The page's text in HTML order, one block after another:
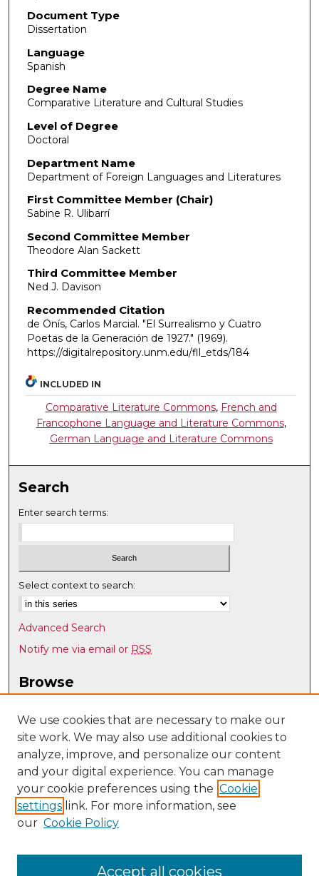
Document Type
Dissertation
Language
Spanish
Degree Name
Comparative Literature and Cultural Studies
Level of Degree
Doctoral
Department Name
Department of Foreign Languages and Literatures
First Committee Member (Chair)
Sabine R. Ulibarrí
Second Committee Member
Theodore Alan Sackett
Third Committee Member
Ned J. Davison
Recommended Citation
de Onís, Carlos Marcial. "El Surrealismo y Cuatro
Poetas de la Generación de 1927." (1969).
https://digitalrepository.unm.edu/fll_etds/184
INCLUDED IN
Comparative Literature Commons, French and
Francophone Language and Literature Commons,
German Language and Literature Commons
Search
Enter search terms:
Select context to search:
Advanced Search
Notify me via email or RSS
Browse
Disciplines
Authors
Author Corner
Author FAQ
Submit Research
UNM Department of Foreign Languages & Literatures
We use cookies that are necessary to make our
site work. We may also use additional cookies to
analyze, improve, and personalize our content
and your digital experience. You can manage
your cookie preferences using the Cookie
settings link. For more information, see
our Cookie Policy
Accept all cookies